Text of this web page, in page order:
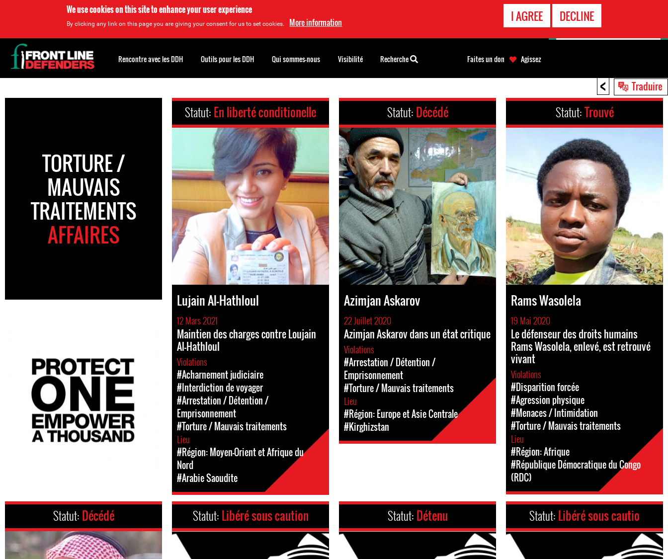
We use cookies on this site to enhance your user experience
By clicking any link on this page you are giving your consent for us to set cookies. More information I AGREE DECLINE
< Traduire
to
TORTURE /
MAUVAIS
TRAITEMENTS
AFFAIRES
Statut: En liberté conditionelle
Lujain Al-Hathloul
12 Mars 2021
Maintien des charges contre Loujain
Al-Hathloul
Violations
#Acharnement judiciaire
#Interdiction de voyager
#Arrestation / Détention /
Emprisonnement
#Torture / Mauvais traitements
Lieu
#Région: Moyen-Orient et Afrique du
Nord
#Arabie Saoudite
Statut: Décédé
Azimjan Askarov
22 Juillet 2020
Azimjan Askarov dans un état critique
Violations
#Arrestation / Détention /
Emprisonnement
#Torture / Mauvais traitements
Lieu
#Région: Europe et Asie Centrale
#Kirghizstan
Statut:Trouvé
Rams Wasolela
19 Mai 2020
Le défenseur des droits humains
Rams Wasolela, enlevé, est retrouvé
vivant
Violations
#Disparition forcée
#Agression physique
#Menaces / Intimidation
#Torture / Mauvais traitements
Lieu
#Région: Afrique
#République Démocratique du Congo
(RDC)
Statut: Décédé Statut: Libéré sous caution Statut: Détenu Statut: Libéré sous cautio
Back
to
top
Rencontre avec les DDH Outils pour les DDH Qui sommes-nous Visibilité Recherche Faites un don Agissez
D'URGENCE